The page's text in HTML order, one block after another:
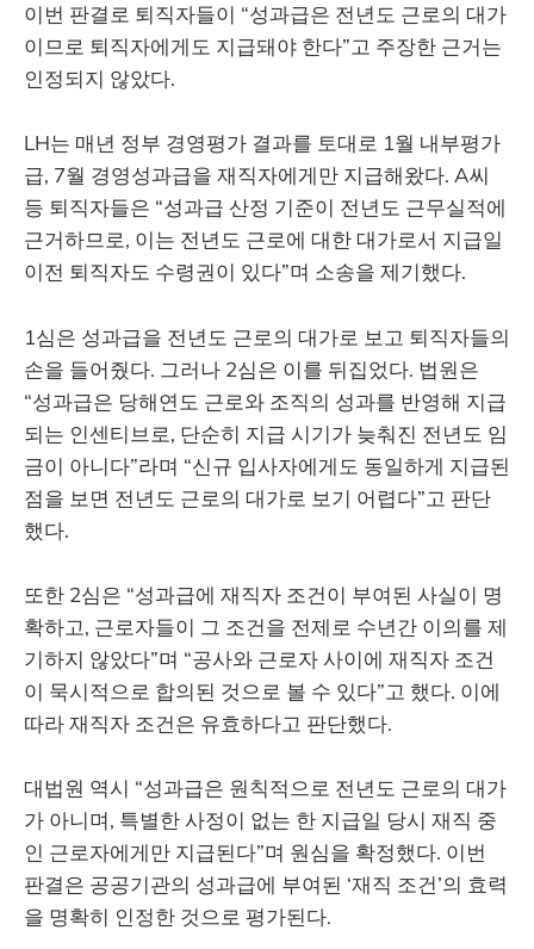
이번 판결로 퇴직자들이 “성과급은 전년도 근로의 대가
이므로 퇴직자에게도 지급돼야 한다”고 주장한 근거는
인정되지 않았다.
LH는 매년 정부 경영평가 결과를 토대로 1월 내부평가
급, 7월 경영성과급을 재직자에게만 지급해왔다. A씨
등 퇴직자들은 “성과급 산정 기준이 전년도 근무실적에
근거하므로, 이는 전년도 근로에 대한 대가로서 지급일
이전 퇴직자도 수령권이 있다”며 소송을 제기했다.
1심은 성과급을 전년도 근로의 대가로 보고 퇴직자들의
손을 들어줬다. 그러나 2심은 이를 뒤집었다. 법원은
“성과급은 당해연도 근로와 조직의 성과를 반영해 지급
되는 인센티브로, 단순히 지급 시기가 늦춰진 전년도 임
금이 아니다”라며 “신규 입사자에게도 동일하게 지급된
점을 보면 전년도 근로의 대가로 보기 어렵다”고 판단
했다.
또한 2심은 “성과급에 재직자 조건이 부여된 사실이 명
확하고, 근로자들이 그 조건을 전제로 수년간 이의를 제
기하지 않았다”며 “공사와 근로자 사이에 재직자 조건
이 묵시적으로 합의된 것으로 볼 수 있다”고 했다. 이에
따라 재직자 조건은 유효하다고 판단했다.
대법원 역시 “성과급은 원칙적으로 전년도 근로의 대가
가 아니며, 특별한 사정이 없는 한 지급일 당시 재직 중
인 근로자에게만 지급된다”며 원심을 확정했다. 이번
판결은 공공기관의 성과급에 부여된 ‘재직 조건’의 효력
을 명확히 인정한 것으로 평가된다.